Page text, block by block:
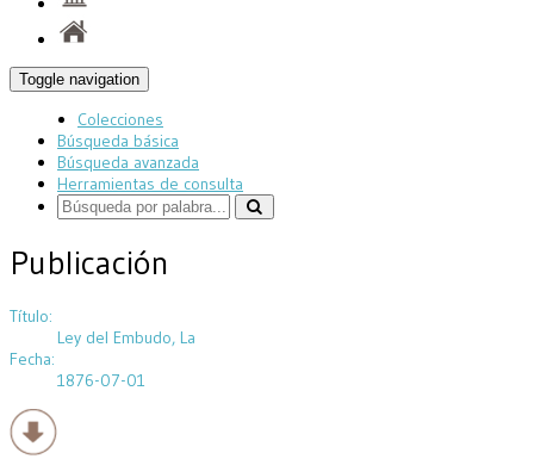
Toggle navigation
Colecciones
Búsqueda básica
Búsqueda avanzada
Herramientas de consulta
Publicación
Título:
Ley del Embudo, La
Fecha:
1876-07-01